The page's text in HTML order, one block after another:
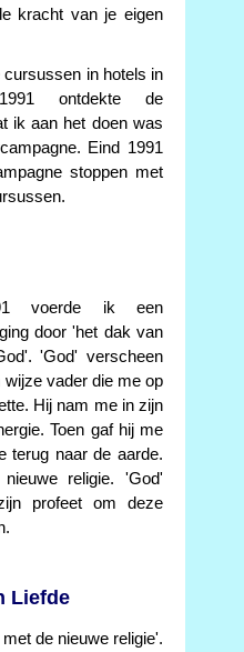
kracht van je eigen
cursussen in hotels in
ontdekte de
ik aan het doen was
Eind 1991
stoppen met
voerde ik een
door 'het dak van
'God' verscheen
vader die me op
Hij nam me in zijn
Toen gaf hij me
terug naar de aarde.
religie. 'God'
profeet om deze
Liefde
de nieuwe religie'.